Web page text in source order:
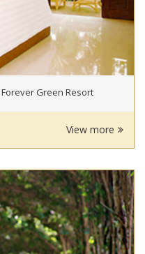
Green Resort
View more